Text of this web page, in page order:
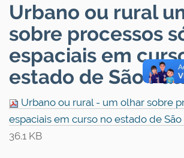
Urbano ou rural
sobre processos
espaciais em
estado de São
Urbano ou rural - um olhar sobre
espaciais em curso no estado de
36.1 KB